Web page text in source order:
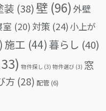
装 (38) 壁 (96)外壁
室 (20) 対策 (24)小上が
施工 (44) 暮らし (40)
物件探し (3) 物件選び (3) 窓
方 (28) 配管(6)